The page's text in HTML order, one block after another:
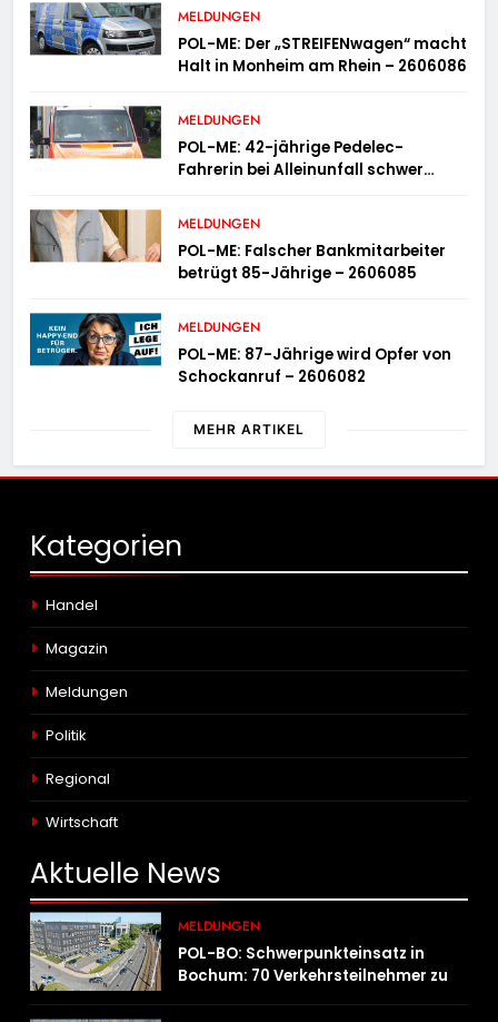
MELDUNGEN
POL-ME: Der „STREIFENwagen“ macht
Halt in Monheim am Rhein – 2606086
MELDUNGEN
POL-ME: 42-jährige Pedelec-
Fahrerin bei Alleinunfall schwer
MELDUNGEN
POL-ME: Falscher Bankmitarbeiter
betrügt 85-Jährige – 2606085
MELDUNGEN
POL-ME: 87-Jährige wird Opfer von
Schockanruf – 2606082
MEHR ARTIKEL
Kategorien
Handel
Magazin
Meldungen
Politik
Regional
Wirtschaft
Aktuelle News
MELDUNGEN
POL-BO: Schwerpunkteinsatz in
Bochum: 70 Verkehrsteilnehmer zu